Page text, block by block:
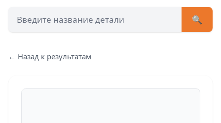
🔍
← Назад к результатам